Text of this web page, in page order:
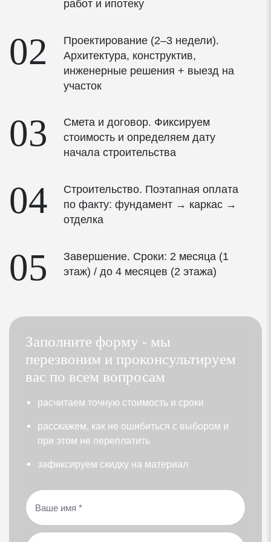
Профиль Rehau Grazio толщиной 70мм
Фурнитура
Стеклопакеты энергосберегающие многофункциональные
Толщина стеклопакета — 40 мм
Мультифункциональное напыление на внешнем
стекле летом защищает от солнца, зимой сохраняет
Низкоэмиссионное напыление на внутреннем стекле
— дополнительная защита для сохранения тепла
Композитная дистанционная рамка Chromatech Ultra
с улучшенной теплоизоляцией для предотвращения
Две камеры с наполнением аргоном дают
наименьший показатель теплопроводности (Ar)
Приведенное сопротивление теплопередаче окна
(вместе с профилем) R=0,92 кв.м* C/Вт
Входная дверь
Металлическая дверь
Два контура уплотнения
Сейфовый замок
Комплектующие
работ и ипотеку
02
Проектирование (2–3 недели).
Архитектура, конструктив,
инженерные решения + выезд на
участок
03
Смета и договор. Фиксируем
стоимость и определяем дату
начала строительства
04
Строительство. Поэтапная оплата
по факту: фундамент → каркас →
отделка
05
Завершение. Сроки: 2 месяца (1
этаж) / до 4 месяцев (2 этажа)
Заполните форму - мы
перезвоним и проконсультируем
вас по всем вопросам
раcчитаем точную стоимость и сроки
расскажем, как не ошибиться с выбором и
при этом не переплатить
зафиксируем скидку на материал